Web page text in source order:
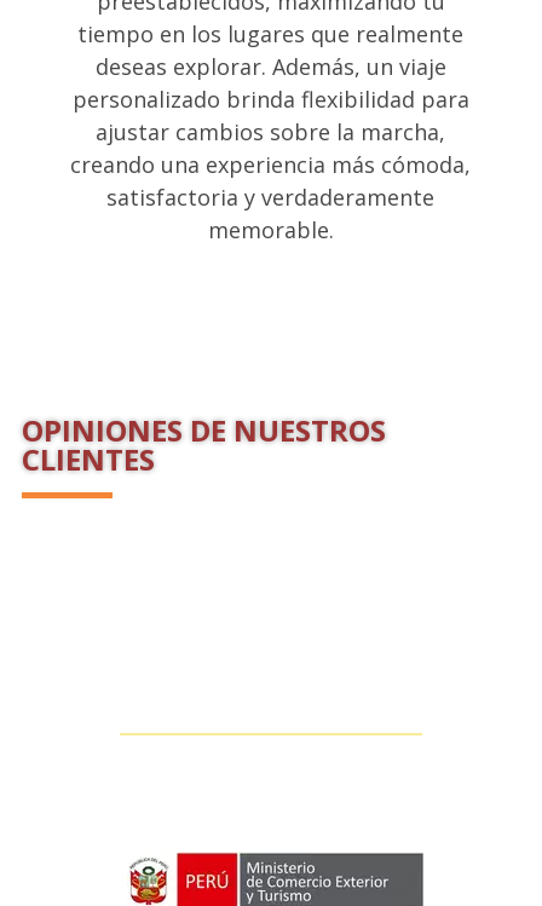
tiempo en los lugares que realmente
deseas explorar. Además, un viaje
personalizado brinda flexibilidad para
ajustar cambios sobre la marcha,
creando una experiencia más cómoda,
satisfactoria y verdaderamente
memorable.
OPINIONES DE NUESTROS
CLIENTES